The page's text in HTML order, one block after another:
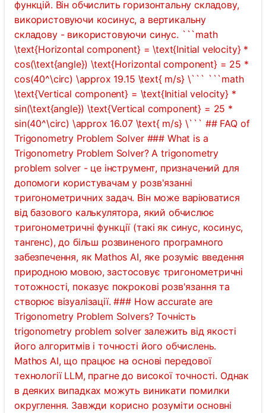
функцій. Він обчислить горизонтальну складову,
використовуючи косинус, а вертикальну
складову - використовуючи синус. ```math
\text{Horizontal component} = \text{Initial velocity} *
cos(\text{angle}) \text{Horizontal component} = 25 *
cos(40^\circ) \approx 19.15 \text{ m/s} \``` ```math
\text{Vertical component} = \text{Initial velocity} *
sin(\text{angle}) \text{Vertical component} = 25 *
sin(40^\circ) \approx 16.07 \text{ m/s} \``` ## FAQ of
Trigonometry Problem Solver ### What is a
Trigonometry Problem Solver? A trigonometry
problem solver - це інструмент, призначений для
допомоги користувачам у розв'язанні
тригонометричних задач. Він може варіюватися
від базового калькулятора, який обчислює
тригонометричні функції (такі як синус, косинус,
тангенс), до більш розвиненого програмного
забезпечення, як Mathos AI, яке розуміє введення
природною мовою, застосовує тригонометричні
тотожності, показує покрокові розв'язання та
створює візуалізації. ### How accurate are
Trigonometry Problem Solvers? Точність
trigonometry problem solver залежить від якості
його алгоритмів і точності його обчислень.
Mathos AI, що працює на основі передової
технології LLM, прагне до високої точності. Однак
в деяких випадках можуть виникати помилки
округлення. Завжди корисно розуміти основні